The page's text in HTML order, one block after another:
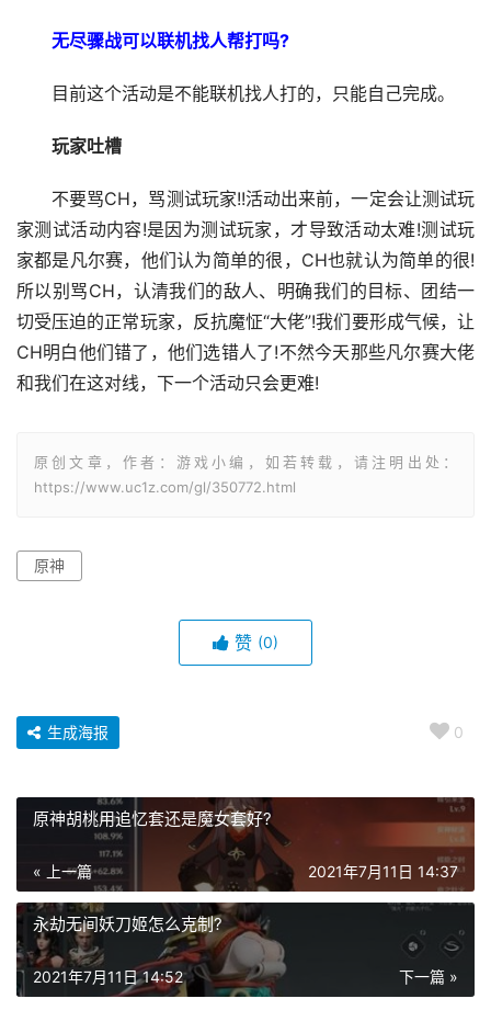
无尽骤战可以联机找人帮打吗?
目前这个活动是不能联机找人打的，只能自己完成。
玩家吐槽
不要骂CH，骂测试玩家!!活动出来前，一定会让测试玩
家测试活动内容!是因为测试玩家，才导致活动太难!测试玩
家都是凡尔赛，他们认为简单的很，CH也就认为简单的很!
所以别骂CH，认清我们的敌人、明确我们的目标、团结一
切受压迫的正常玩家，反抗魔怔“大佬”!我们要形成气候，让
CH明白他们错了，他们选错人了!不然今天那些凡尔赛大佬
和我们在这对线，下一个活动只会更难!
原创文章，作者：游戏小编，如若转载，请注明出处：
https://www.uc1z.com/gl/350772.html
原神
赞 (0)
0
生成海报
原神胡桃用追忆套还是魔女套好?
« 上一篇 2021年7月11日 14:37
永劫无间妖刀姬怎么克制?
下一篇 »
2021年7月11日 14:52